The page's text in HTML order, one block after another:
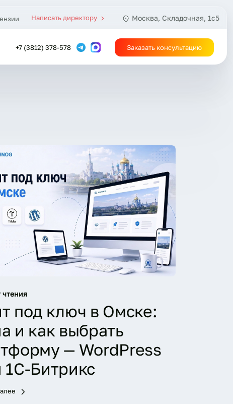
Написать директору Москва, Складочная, 1с5
+7 (3812) 378-578 Заказать консультацию
чтения
под ключ в Омске:
и как выбрать
— WordPress
1С-Битрикс